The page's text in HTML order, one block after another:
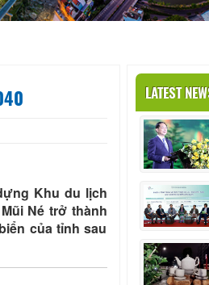
Khu du lịch
Né trở thành
của tỉnh sau
LATEST